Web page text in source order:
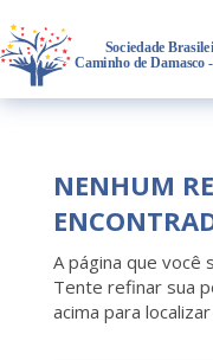
NENHUM
A página que você
Tente refinar sua
acima para